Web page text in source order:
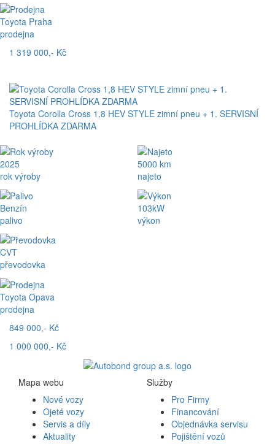
Toyota Praha
prodejna
1 319 000,- Kč
Toyota Corolla Cross 1,8 HEV STYLE zimní pneu + 1. SERVISNÍ
PROHLÍDKA ZDARMA
2025
rok výroby
Benzín
palivo
CVT
převodovka
Toyota Opava
prodejna
5000 km
najeto
103kW
výkon
849 000,- Kč
1 000 000,- Kč
Mapa webu
Nové vozy
Ojeté vozy
Servis a díly
Aktuality
Služby
Pro Firmy
Financování
Objednávka servisu
Pojištění vozů